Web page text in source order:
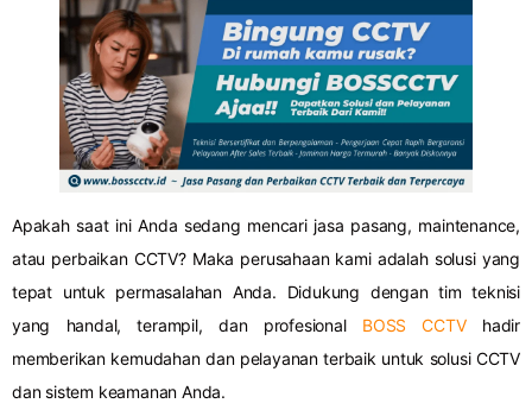
Apakah saat ini Anda sedang mencari jasa pasang, maintenance,
atau perbaikan CCTV? Maka perusahaan kami adalah solusi yang
tepat untuk permasalahan Anda. Didukung dengan tim teknisi
yang handal, terampil, dan profesional BOSS CCTVhadir
memberikan kemudahan dan pelayanan terbaik untuk solusi CCTV
dan sistem keamanan Anda.